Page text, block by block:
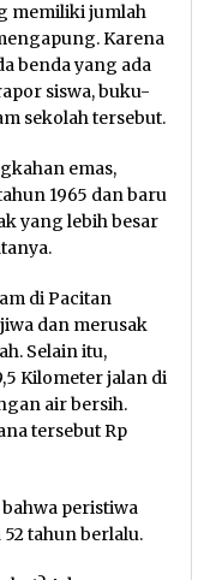
memiliki jumlah
Karena
benda yang ada
siswa, buku-
sekolah tersebut.
emas,
1965 dan baru
yang lebih besar
di Pacitan
dan merusak
Selain itu,
Kilometer jalan di
air bersih.
tersebut Rp
peristiwa
tahun berlalu.